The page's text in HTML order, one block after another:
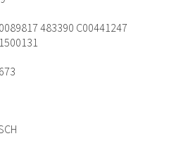
483390 C00441247